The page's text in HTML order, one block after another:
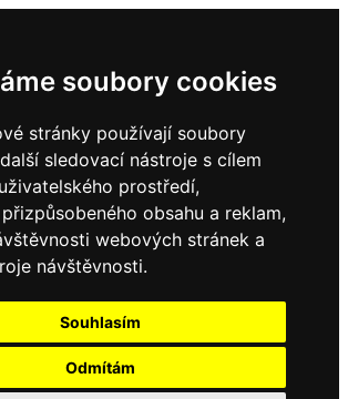
soubory cookies
stránky používají soubory
sledovací nástroje s cílem
prostředí,
obsahu a reklam,
webových stránek a
návštěvnosti.
Souhlasím
Odmítám